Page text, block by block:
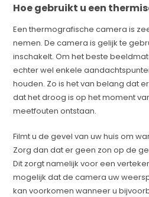
Hoe gebruikt u een
Een thermografische camera is
nemen. De camera is gelijk te
inschakelt. Om het beste
echter wel enkele
houden. Zo is het van belang dat
dat het droog is op het moment
meetfouten ontstaan.
Filmt u de gevel van uw huis om
Zorg dan dat er geen zon op de
Dit zorgt namelijk voor een
mogelijk dat de camera uw
kan voorkomen wanneer u